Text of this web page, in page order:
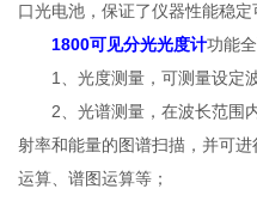
口光电池，保证了仪器性能稳定
1800可见分光光度计功能全
1、光度测量，可测量设定波
2、光谱测量，在波长范围内
射率和能量的图谱扫描，并可
运算、谱图运算等；